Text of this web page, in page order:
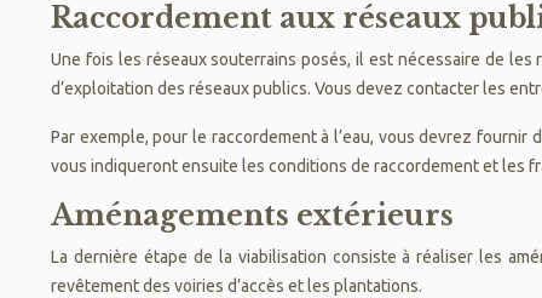
Raccordement aux réseaux
Une fois les réseaux souterrains posés, il est nécessaire de les
d’exploitation des réseaux publics. Vous devez contacter les
Par exemple, pour le raccordement à l’eau, vous devrez
vous indiqueront ensuite les conditions de raccordement et les
Aménagements extérieurs
La dernière étape de la viabilisation consiste à réaliser les
revêtement des voiries d’accès et les plantations.